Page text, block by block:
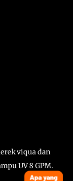
viqua dan
UV 8 GPM.